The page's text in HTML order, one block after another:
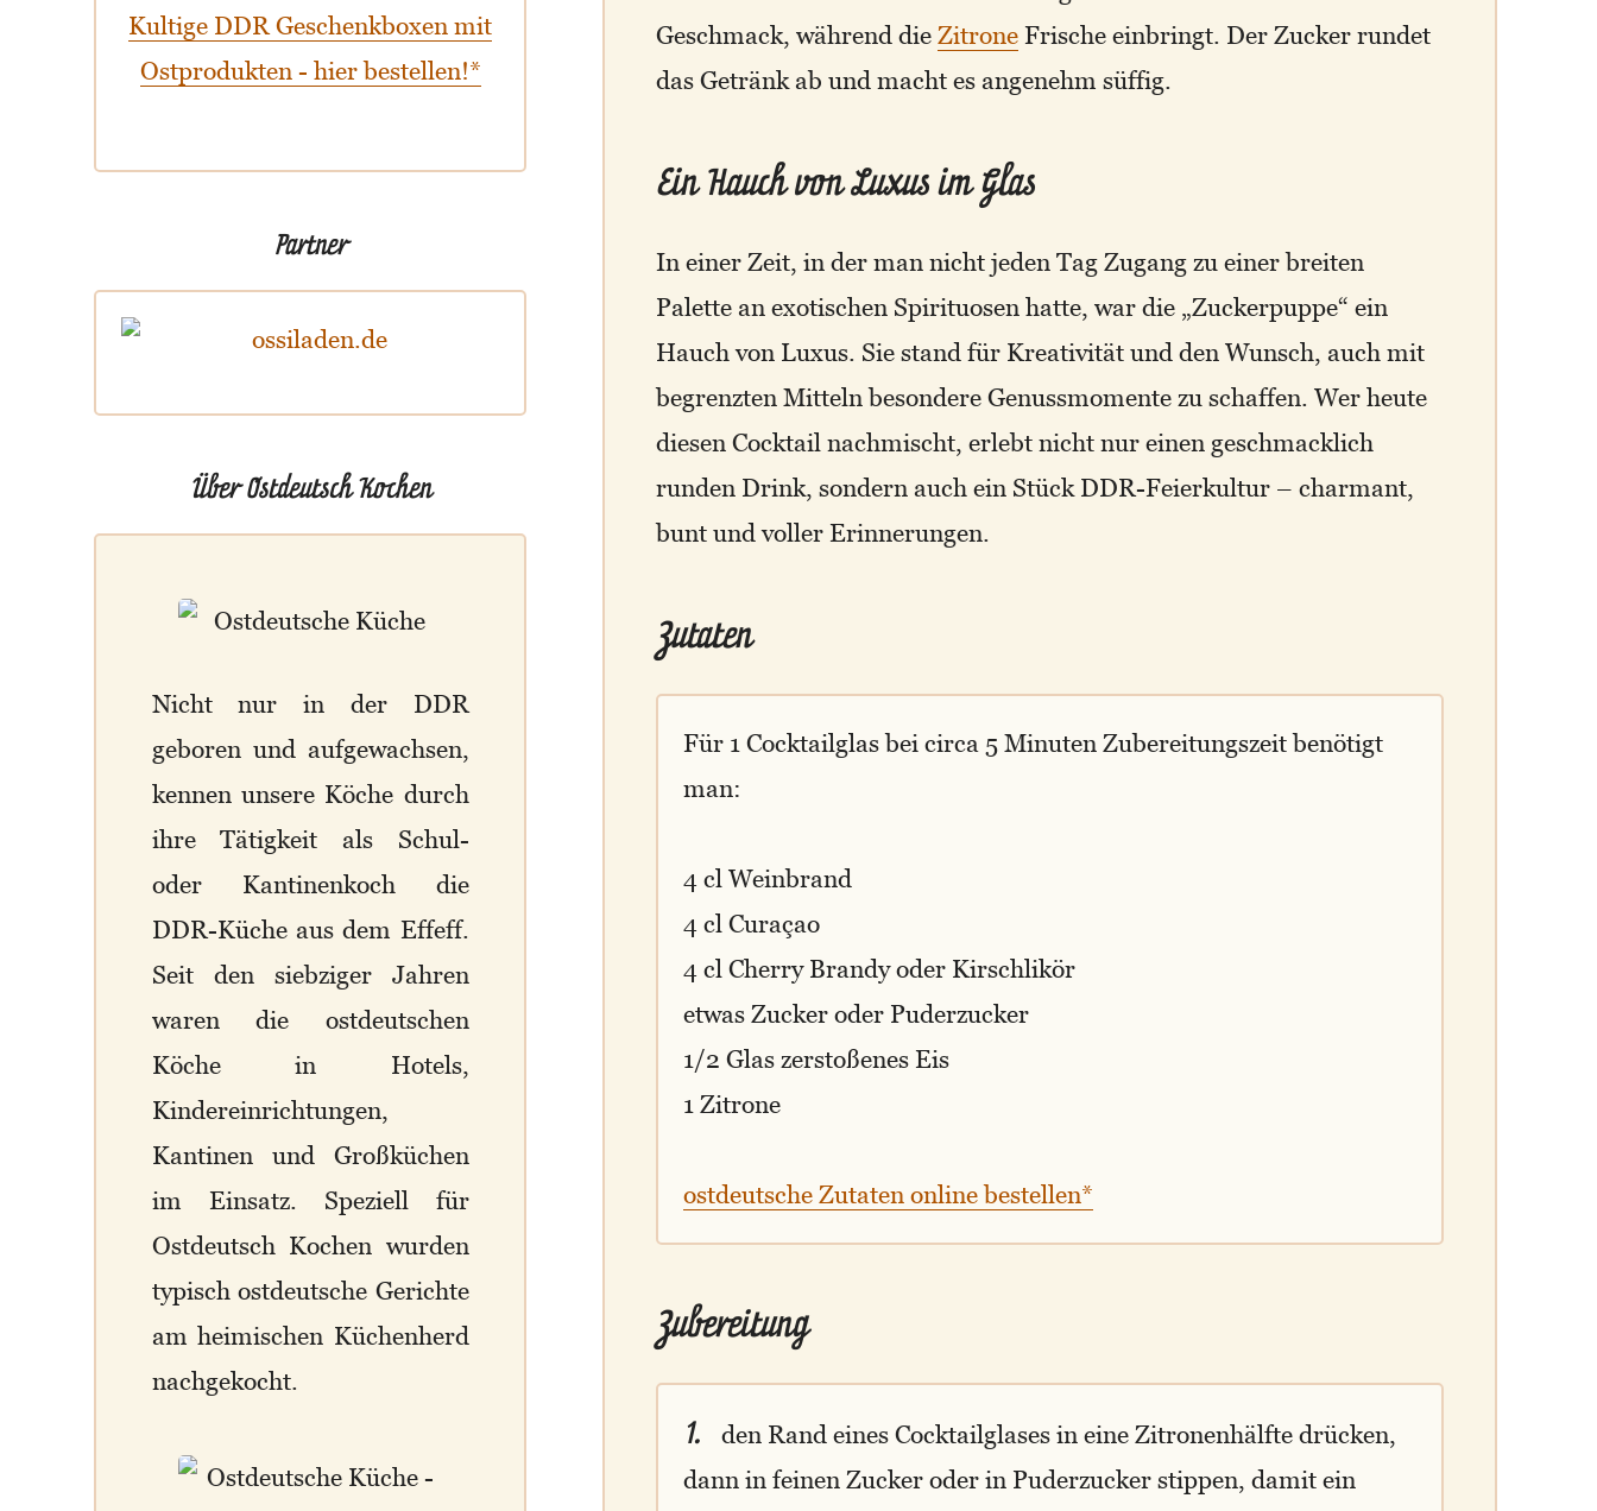
Geschmack, während die Zitrone Frische einbringt. Der Zucker rundet
das Getränk ab und macht es angenehm süffig.
Ein Hauch von Luxus im Glas
In einer Zeit, in der man nicht jeden Tag Zugang zu einer breiten
Palette an exotischen Spirituosen hatte, war die „Zuckerpuppe“ ein
Hauch von Luxus. Sie stand für Kreativität und den Wunsch, auch mit
begrenzten Mitteln besondere Genussmomente zu schaffen. Wer heute
diesen Cocktail nachmischt, erlebt nicht nur einen geschmacklich
runden Drink, sondern auch ein Stück DDR-Feierkultur – charmant,
bunt und voller Erinnerungen.
Zutaten
Für 1 Cocktailglas bei circa 5 Minuten Zubereitungszeit benötigt
man:
4 cl Weinbrand
4 cl Curaçao
4 cl Cherry Brandy oder Kirschlikör
etwas Zucker oder Puderzucker
1/2 Glas zerstoßenes Eis
1 Zitrone
ostdeutsche Zutaten online bestellen*
Zubereitung
1.
den Rand eines Cocktailglases in eine Zitronenhälfte drücken,
dann in feinen Zucker oder in Puderzucker stippen, damit ein
Kultige DDR Geschenkboxen mit
Ostprodukten - hier bestellen!*
Partner
Über Ostdeutsch Kochen
Nicht nur in der DDR
geboren und aufgewachsen,
kennen unsere Köche durch
ihre Tätigkeit als Schul-
oder Kantinenkoch die
DDR-Küche aus dem Effeff.
Seit den siebziger Jahren
waren die ostdeutschen
Köche in Hotels,
Kindereinrichtungen,
Kantinen und Großküchen
im Einsatz. Speziell für
Ostdeutsch Kochen wurden
typisch ostdeutsche Gerichte
am heimischen Küchenherd
nachgekocht.